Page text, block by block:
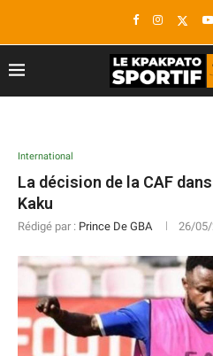
International
La décision de la CAF
Kaku
Rédigé par : Prince De GBA 26/05/